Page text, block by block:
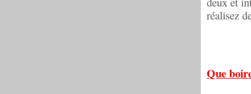
réalisez
Que